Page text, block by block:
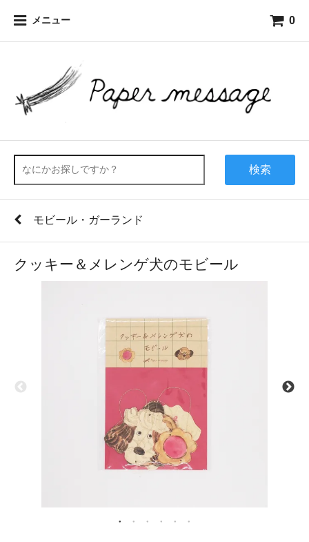
メニュー 0
検索
モビール・ガーランド
クッキー＆メレンゲ犬のモビール